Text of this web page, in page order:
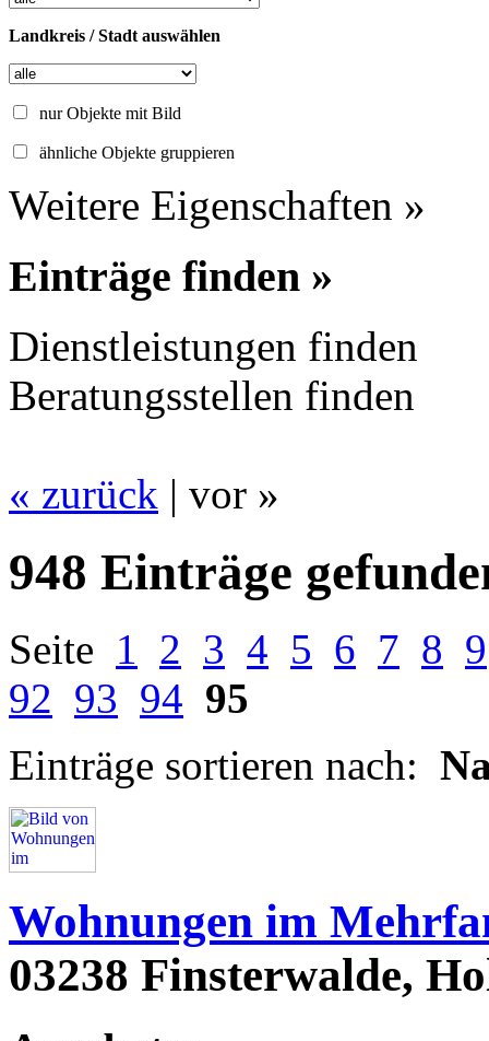
Landkreis / Stadt auswählen
nur Objekte mit Bild
ähnliche Objekte gruppieren
Weitere Eigenschaften »
Einträge finden »
Dienstleistungen finden
Beratungsstellen finden
« zurück | vor »
948 Einträge
Seite 1 2 3 4 5 6 7 8 9
92 93 94 95
Einträge sortieren nach:
Wohnungen im
03238 Finsterwalde,